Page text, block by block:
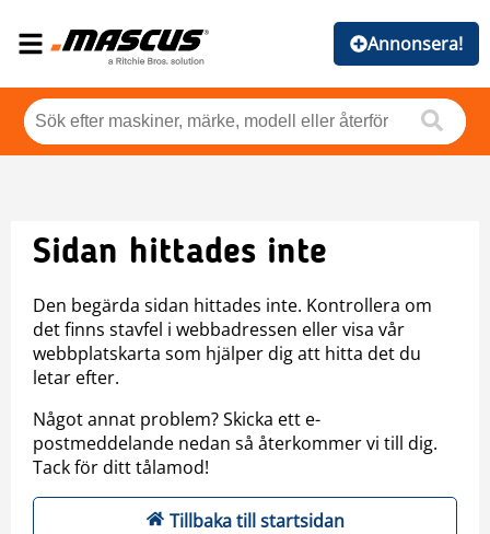
Annonsera!
Sidan hittades inte
Den begärda sidan hittades inte. Kontrollera om
det finns stavfel i webbadressen eller visa vår
webbplatskarta som hjälper dig att hitta det du
letar efter.
Något annat problem? Skicka ett e-
postmeddelande nedan så återkommer vi till dig.
Tack för ditt tålamod!
Tillbaka till startsidan